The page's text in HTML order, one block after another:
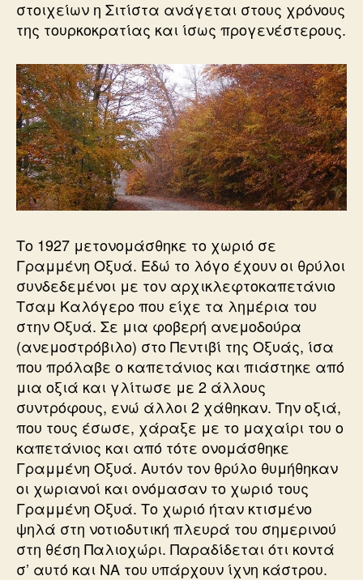
στοιχείων η Σιτίστα ανάγεται στους χρόνους
της τουρκοκρατίας και ίσως προγενέστερους.
Το 1927 μετονομάσθηκε το χωριό σε
Γραμμένη Οξυά. Εδώ το λόγο έχουν οι θρύλοι
συνδεδεμένοι με τον αρχικλεφτοκαπετάνιο
Τσαμ Καλόγερο που είχε τα λημέρια του
στην Οξυά. Σε μια φοβερή ανεμοδούρα
(ανεμοστρόβιλο) στο Πεντιβί της Οξυάς, ίσα
που πρόλαβε ο καπετάνιος και πιάστηκε από
μια οξιά και γλίτωσε με 2 άλλους
συντρόφους, ενώ άλλοι 2 χάθηκαν. Την οξιά,
που τους έσωσε, χάραξε με το μαχαίρι του ο
καπετάνιος και από τότε ονομάσθηκε
Γραμμένη Οξυά. Αυτόν τον θρύλο θυμήθηκαν
οι χωριανοί και ονόμασαν το χωριό τους
Γραμμένη Οξυά. Το χωριό ήταν κτισμένο
ψηλά στη νοτιοδυτική πλευρά του σημερινού
στη θέση Παλιοχώρι. Παραδίδεται ότι κοντά
σ’ αυτό και ΝΑ του υπάρχουν ίχνη κάστρου.